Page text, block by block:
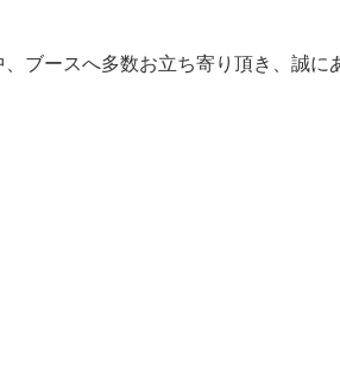
ブースへ多数お立ち寄り頂き、誠に